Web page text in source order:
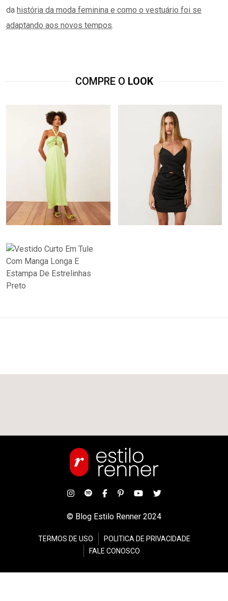
da história da moda feminina e como o vestuário foi se
adaptando aos novos tempos
COMPRE O LOOK
© Blog Estilo Renner 2024
TERMOS DE USO
POLITICA DE PRIVACIDADE
FALE CONOSCO